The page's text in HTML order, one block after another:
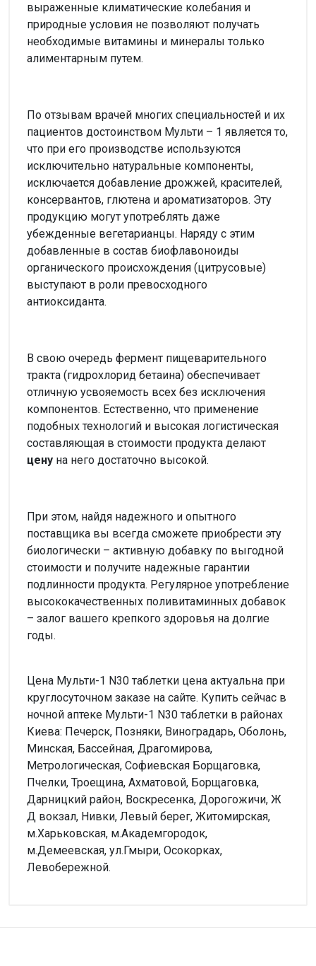
выраженные климатические колебания и
природные условия не позволяют получать
необходимые витамины и минералы только
алиментарным путем.
По отзывам врачей многих специальностей и их
пациентов достоинством Мульти – 1 является то,
что при его производстве используются
исключительно натуральные компоненты,
исключается добавление дрожжей, красителей,
консервантов, глютена и ароматизаторов. Эту
продукцию могут употреблять даже
убежденные вегетарианцы. Наряду с этим
добавленные в состав биофлавоноиды
органического происхождения (цитрусовые)
выступают в роли превосходного
антиоксиданта.
В свою очередь фермент пищеварительного
тракта (гидрохлорид бетаина) обеспечивает
отличную усвояемость всех без исключения
компонентов. Естественно, что применение
подобных технологий и высокая логистическая
составляющая в стоимости продукта делают
цену на него достаточно высокой.
При этом, найдя надежного и опытного
поставщика вы всегда сможете приобрести эту
биологически – активную добавку по выгодной
стоимости и получите надежные гарантии
подлинности продукта. Регулярное употребление
высококачественных поливитаминных добавок
– залог вашего крепкого здоровья на долгие
годы.
Цена Мульти-1 N30 таблетки цена актуальна при
круглосуточном заказе на сайте. Купить сейчас в
ночной аптеке Мульти-1 N30 таблетки в районах
Киева: Печерск, Позняки, Виноградарь, Оболонь,
Минская, Бассейная, Драгомирова,
Метрологическая, Софиевская Борщаговка,
Пчелки, Троещина, Ахматовой, Борщаговка,
Дарницкий район, Воскресенка, Дорогожичи, Ж
Д вокзал, Нивки, Левый берег, Житомирская,
м.Харьковская, м.Академгородок,
м.Демеевская, ул.Гмыри, Осокорках,
Левобережной.